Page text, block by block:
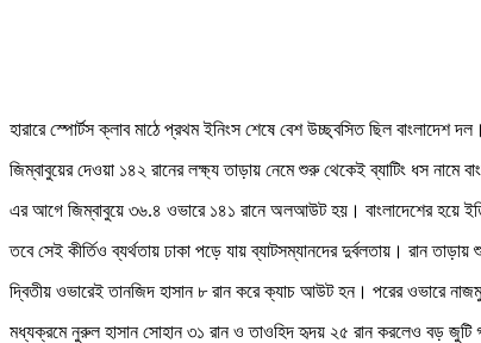
হারারে স্পোর্টস ক্লাব মাঠে প্রথম ইনিংস শেষে বেশ উচ্ছ্বসিত ছিল বাংলাদেশ
জিম্বাবুয়ের দেওয়া ১৪২ রানের লক্ষ্য তাড়ায় নেমে শুরু থেকেই ব্যাটিং ধস
এর আগে জিম্বাবুয়ে ৩৬.৪ ওভারে ১৪১ রানে অলআউট হয়। বাংলাদেশের হয়ে
তবে সেই কীর্তিও ব্যর্থতায় ঢাকা পড়ে যায় ব্যাটসম্যানদের দুর্বলতায়। রান
দ্বিতীয় ওভারেই তানজিদ হাসান ৮ রান করে ক্যাচ আউট হন। পরের ওভারে
মধ্যক্রমে নুরুল হাসান সোহান ৩১ রান ও তাওহিদ হৃদয় ২৫ রান করলেও বড় জুটি